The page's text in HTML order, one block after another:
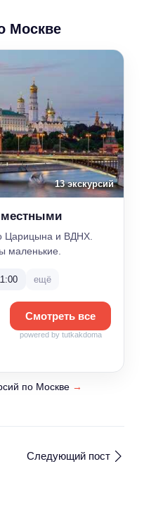
Москве
13 экскурсий
местными
Царицына и ВДНХ.
маленькие.
ещё
Смотреть все
powered by tutkakdoma
по Москве →
Следующий пост